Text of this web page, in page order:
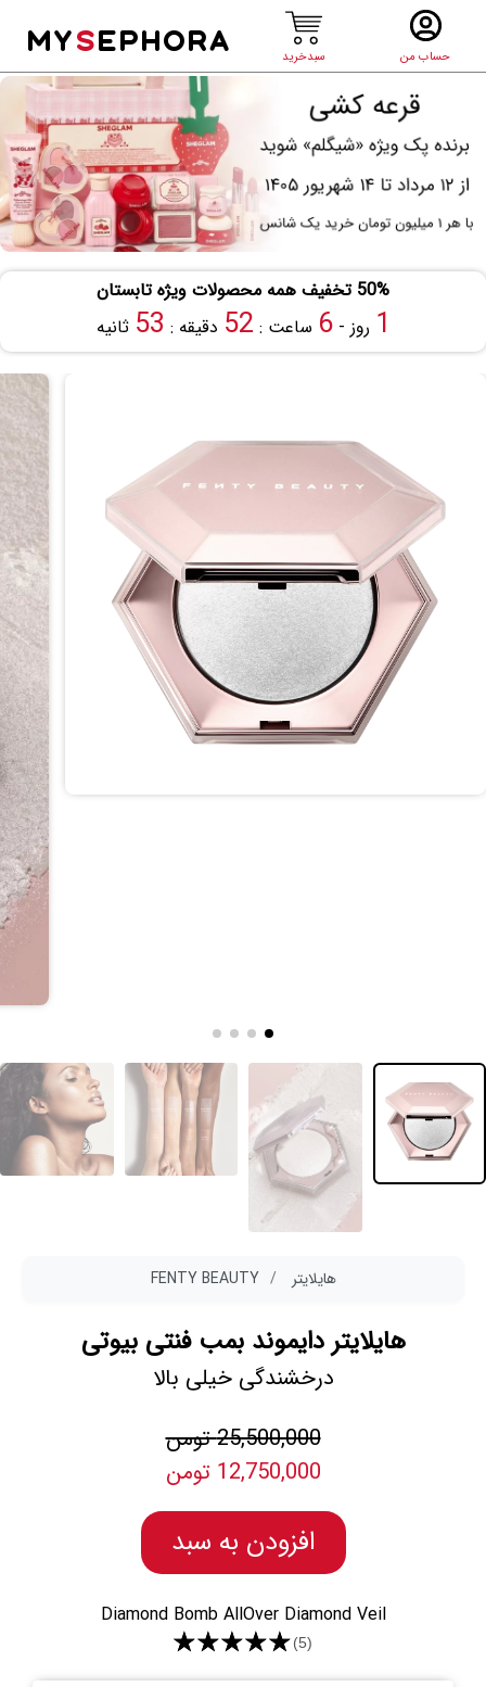
حساب من سبدخرید
MYSEPHORA
50% تخفیف همه محصولات ویژه تابستان
1 روز -6 ساعت : 52 دقیقه : 53 ثانیه
هایلایتر FENTY BEAUTY
هایلایتر دایموند بمب فنتی بیوتی
درخشندگی خیلی بالا
25,500,000 تومن
12,750,000 تومن
افزودن به سبد
Diamond Bomb AllOver Diamond Veil
★★★★★(5)